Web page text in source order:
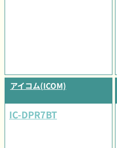
アイコム(ICOM)
IC-DPR7BT